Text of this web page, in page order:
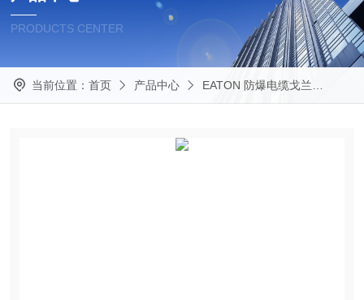
PRODUCTS CENTER
当前位置： 首页 产品中心 EATON 防爆电缆戈兰